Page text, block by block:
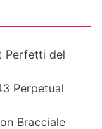
Perfetti del
Perpetual
Bracciale